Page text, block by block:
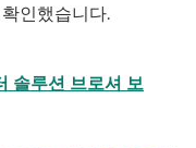
인했습니다.
솔루션 브로셔 보